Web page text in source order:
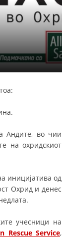
Андите, во чии
на охридскиот
иницијатива од
Охрид и денес
учесници на
Rescue Service,